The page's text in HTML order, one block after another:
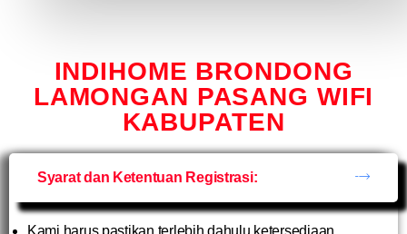
INDIHOME BRONDONG
LAMONGAN PASANG WIFI
KABUPATEN
Syarat dan Ketentuan Registrasi:
Kami harus pastikan terlebih dahulu ketersediaan